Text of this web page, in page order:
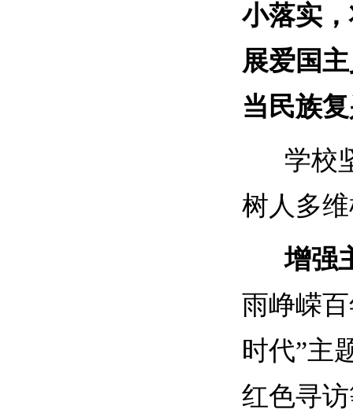
小落实
展爱国
当民族
学校坚
树人多
增强
雨峥嵘
时代”主
红色寻